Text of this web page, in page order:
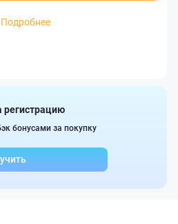
Подробнее
регистрацию
бонусами за покупку